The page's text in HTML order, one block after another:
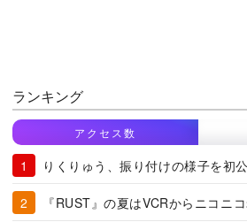
ランキング
アクセス数
りくりゅう、振り付けの様子を初
『RUST』の夏はVCRからニコニ